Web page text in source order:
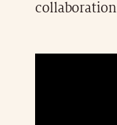
collaboration